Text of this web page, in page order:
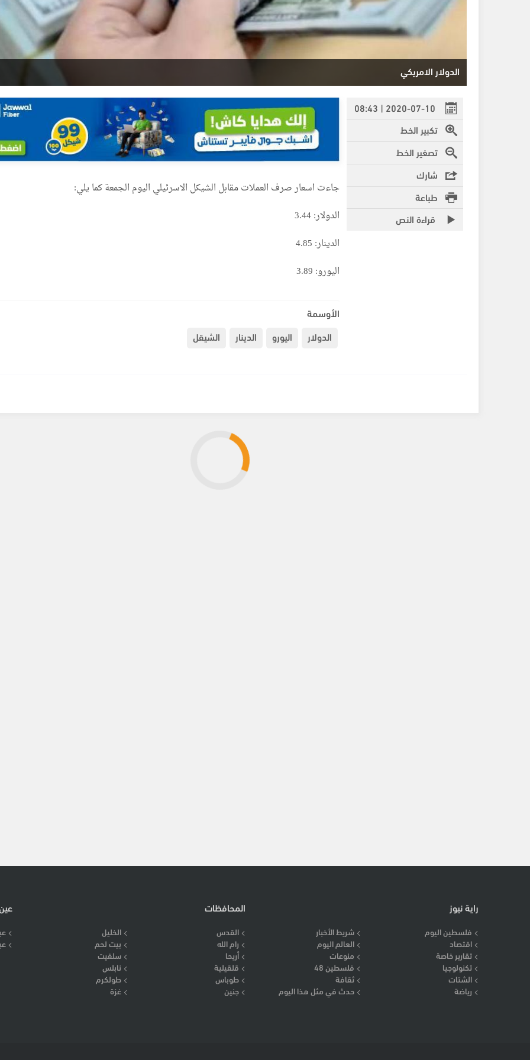
الدولار الامريكي
2020-07-10 | 08:43
تكبير الخط
تصغير الخط
شارك
طباعة
قراءة النص
جاءت اسعار صرف العملات مقابل الشيكل الاسرئيلي اليوم الجمعة كما يلي:
الدولار: 3.44
الدينار: 4.85
اليورو: 3.89
الأوسمة
الدولار
اليورو الدينار الشيقل
راية نيوز
فلسطين اليوم
شريط الأخبار
اقتصاد
العالم اليوم
تقارير خاصة
منوعات
تكنولوجيا
فلسطين 48
الشتات
ثقافة
رياضة
حدث في مثل هذا اليوم
المحافظات
القدس
الخليل
رام الله
بيت لحم
أريحا
سلفيت
قلقيلية
نابلس
طوباس
طولكرم
جنين
غزة